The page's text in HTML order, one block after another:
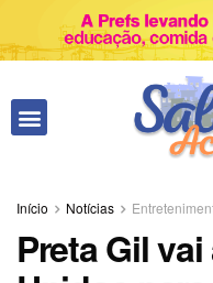
Início Notícias
Preta Gil